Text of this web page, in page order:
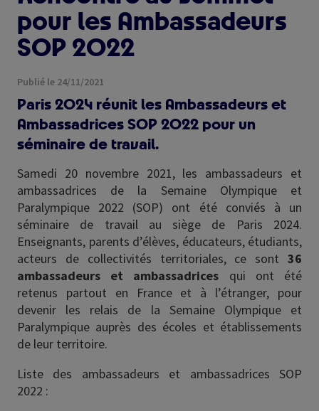
pour les Ambassadeurs
SOP 2022
Publié le 24/11/2021
Paris 2024 réunit les Ambassadeurs et
Ambassadrices SOP 2022 pour un
séminaire de travail.
Samedi 20 novembre 2021, les ambassadeurs et
ambassadrices de la Semaine Olympique et
Paralympique 2022 (SOP) ont été conviés à un
séminaire de travail au siège de Paris 2024.
Enseignants, parents d’élèves, éducateurs, étudiants,
acteurs de collectivités territoriales, ce sont 36
ambassadeurs et ambassadrices qui ont été
retenus partout en France et à l’étranger, pour
devenir les relais de la Semaine Olympique et
Paralympique auprès des écoles et établissements
de leur territoire.
Liste des ambassadeurs et ambassadrices SOP
2022 :